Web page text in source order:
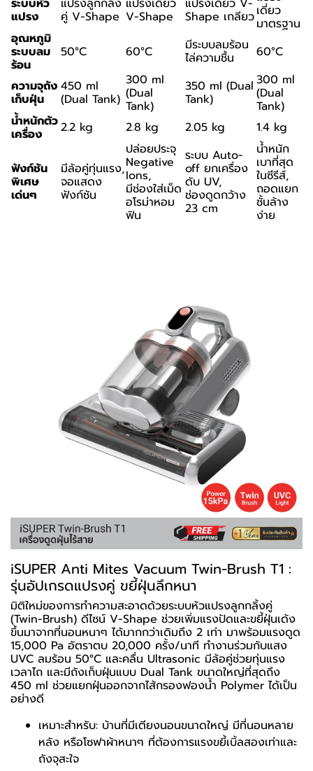
ระบบหัว
แปรง
แปรงลูกกลิ้ง
คู่ V-Shape
แปรงเดี่ยว
V-Shape
แปรงเดี่ยว V-
Shape เกลียวเดี่ยว
มาตรฐาน
อุณหภูมิ
ระบบลม
ร้อน
50°C 60°C มีระบบลมร้อน
ไล่ความชื้น 60°C
ความจุถัง
เก็บฝุ่น
450 ml
(Dual Tank)
300 ml
(Dual
Tank)
350 ml (Dual
Tank)
300 ml
(Dual
Tank)
น้ำหนักตัว
เครื่อง 2.2 kg 2.8 kg 2.05 kg 1.4 kg
ฟังก์ชัน
พิเศษ
เด่นๆ
มีล้อคู่ทุ่นแรง,
จอแสดง
ฟังก์ชัน
ปล่อยประจุ
Negative
Ions,
มีช่องใส่เม็ด
อโรม่าหอม
ฟิน
ระบบ Auto-
off ยกเครื่อง
ดับ UV,
ช่องดูดกว้าง
23 cm
น้ำหนัก
เบาที่สุด
ในซีรีส์,
ถอดแยก
ชั้นล้าง
ง่าย
iSUPER Anti Mites Vacuum Twin-Brush T1 :
รุ่นอัปเกรดแปรงคู่ ขยี้ฝุ่นลึกหนา
มิติใหม่ของการทำความสะอาดด้วยระบบหัวแปรงลูกกลิ้งคู่
(Twin-Brush) ดีไซน์ V-Shape ช่วยเพิ่มแรงปัดและขยี้ฝุ่นเด้ง
ขึ้นมาจากที่นอนหนาๆ ได้มากกว่าเดิมถึง 2 เท่า มาพร้อมแรงดูด
15,000 Pa อัตราตบ 20,000 ครั้ง/นาที ทำงานร่วมกับแสง
UVC ลมร้อน 50°C และคลื่น Ultrasonic มีล้อคู่ช่วยทุ่นแรง
เวลาไถ และมีถังเก็บฝุ่นแบบ Dual Tank ขนาดใหญ่ที่สุดถึง
450 ml ช่วยแยกฝุ่นออกจากไส้กรองฟองน้ำ Polymer ได้เป็น
อย่างดี
เหมาะสำหรับ: บ้านที่มีเตียงนอนขนาดใหญ่ มีที่นอนหลาย
หลัง หรือโซฟาผ้าหนาๆ ที่ต้องการแรงขยี้เบิ้ลสองเท่าและ
ถังจุสะใจ